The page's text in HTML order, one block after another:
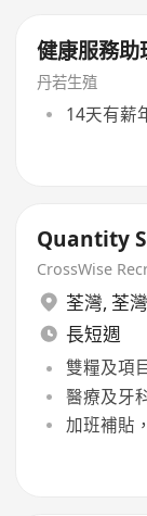
健康服務
丹若生殖
14天有薪
Quantity
CrossWise
荃灣, 荃灣
長短週
雙糧及項
醫療及牙
加班補貼